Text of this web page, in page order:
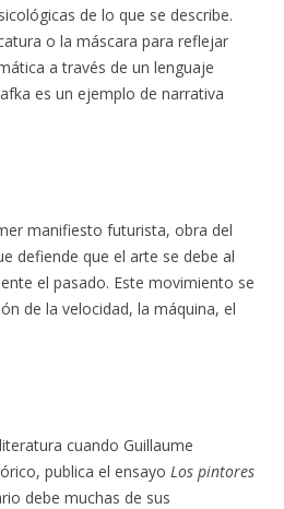
de lo que se describe.
o la máscara para reflejar
a través de un lenguaje
es un ejemplo de narrativa
manifiesto futurista, obra del
defiende que el arte se debe al
el pasado. Este movimiento se
de la velocidad, la máquina, el
cuando Guillaume
publica el ensayo Los pintores
debe muchas de sus